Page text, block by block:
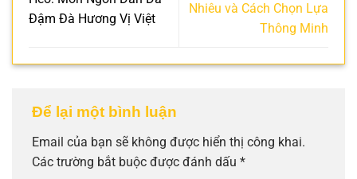
Đậm Đà Hương Vị Việt
Nhiêu và Cách Chọn Lựa
Thông Minh
Để lại một bình luận
Email của bạn sẽ không được hiển thị công khai.
Các trường bắt buộc được đánh dấu *